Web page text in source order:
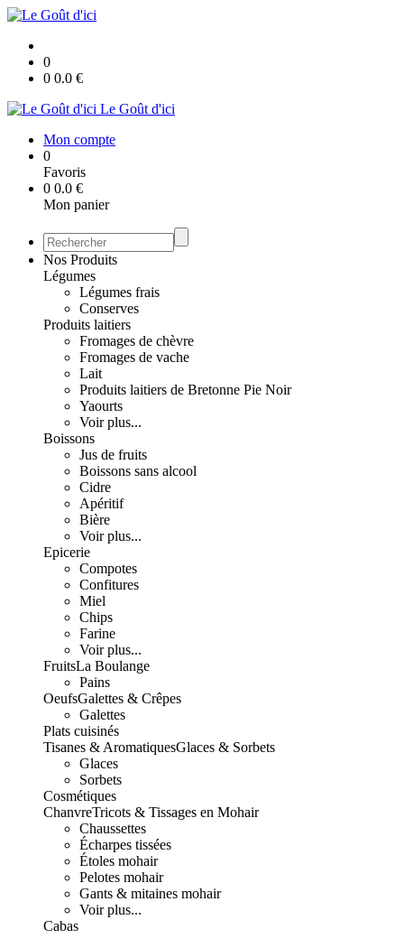
0
0 0.0 €
Le Goût d'ici
Mon compte
0
Favoris
0 0.0 €
Mon panier
Nos Produits
Légumes
Légumes frais
Conserves
Produits laitiers
Fromages de chèvre
Fromages de vache
Lait
Produits laitiers de Bretonne Pie Noir
Yaourts
Voir plus...
Boissons
Jus de fruits
Boissons sans alcool
Cidre
Apéritif
Bière
Voir plus...
Epicerie
Compotes
Confitures
Miel
Chips
Farine
Voir plus...
FruitsLa Boulange
Pains
OeufsGalettes & Crêpes
Galettes
Plats cuisinés
Tisanes & AromatiquesGlaces & Sorbets
Glaces
Sorbets
Cosmétiques
ChanvreTricots & Tissages en Mohair
Chaussettes
Écharpes tissées
Étoles mohair
Pelotes mohair
Gants & mitaines mohair
Voir plus...
Cabas